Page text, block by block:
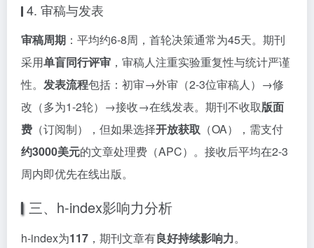
4. 审稿与发表
审稿周期 ：平均约6-8周，首轮决策通常为45天。期刊
采用单盲同行评审 ，审稿人注重实验重复性与统计严谨
性。 发表流程包括：初审→外审（2-3位审稿人）→修
改（多为1-2轮）→接收→在线发表。期刊不收取版面
费 （订阅制），但如果选择开放获取 （OA），需支付
约3000美元的文章处理费（APC）。接收后平均在2-3
周内即优先在线出版。
三、h-index影响力分析
h-index为117 ，期刊文章有良好持续影响力。